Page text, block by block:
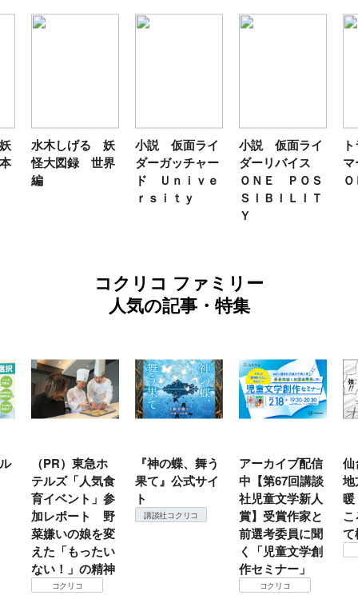
水木しげる 妖
怪大図録 世界
編
小説 仮面ライ
ダーガッチャー
ド Ｕｎｉｖｅ
ｒｓｉｔｙ
小説 仮面ライ
ダーリバイス
ＯＮＥ ＰＯＳ
ＳＩＢＩＬＩＴ
Ｙ
コクリコ ファミリー
人気の記事・特集
（PR）東急ホ
テルズ「人気食
育イベント」参
加レポート 野
菜嫌いの娘を変
えた「もったい
ない！」の精神
コクリコ
『神の蝶、舞う
果て』公式サイ
ト
講談社コクリコ
アーカイブ配信
中【第67回講談
社児童文学新人
賞】受賞作家と
前選考委員に聞
く「児童文学創
作セミナー」
コクリコ
仙
地
て